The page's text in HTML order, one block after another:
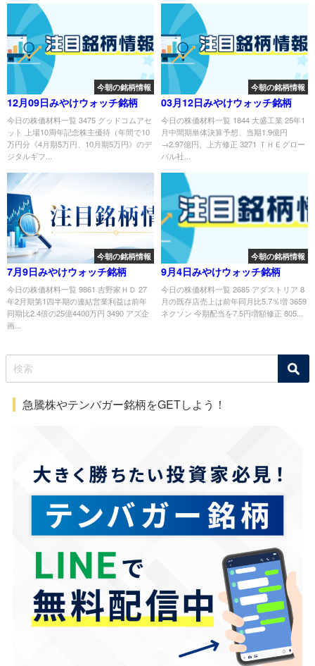
今朝の銘柄情報
12月09日みやけウォッチ銘柄
今日の株価材料一覧 3475 グッドコムアセ
ット 上場10周年記念株主優待（年間で10
万円分《4月期5万円、10月期5万円》のデ
ジタルギフ...
今朝の銘柄情報
03月12日みやけウォッチ銘柄
今日の株価材料一覧 1844 大盛工業 25年1
月中間期単体決算予想、当期1.9億円
→2.97億円、上方修正 3271 ＴＨＥグロー
バル社...
今朝の銘柄情報
7月9日みやけウォッチ銘柄
今日の株価材料一覧 9861 吉野家ＨＤ 27
年2月期第1四半期の連結営業利益は前年
同期比2.4倍の25億4400万円 3490 アズ企
画...
今朝の銘柄情報
9月4日みやけウォッチ銘柄
今日の株価材料一覧 2685 アダストリア 8
月の既存店売上は前年同月比5.7％増 3659
ネクソン 今期配当を7.5円増額修正 805...
急騰株やテンバガー銘柄をGETしよう！